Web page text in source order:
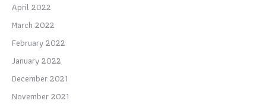
April 2022
March 2022
February 2022
January 2022
December 2021
November 2021